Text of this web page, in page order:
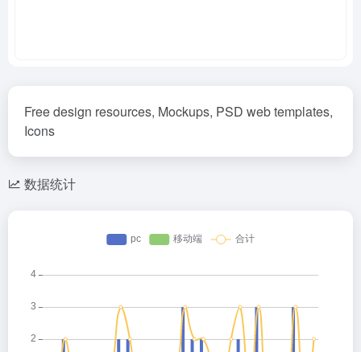
Free design resources, Mockups, PSD web templates,
Icons
数据统计